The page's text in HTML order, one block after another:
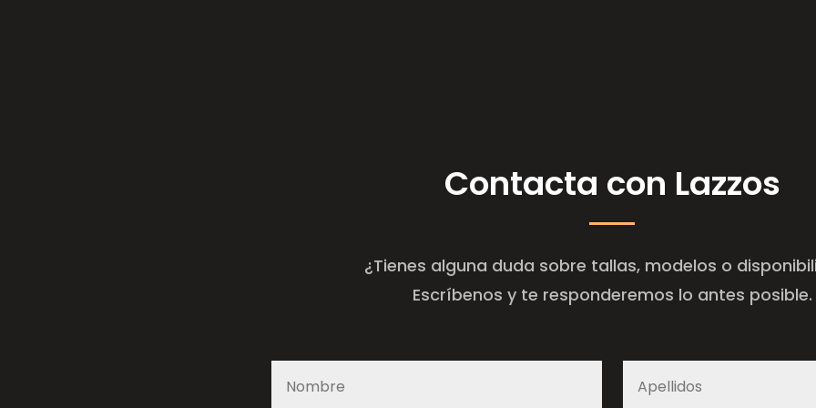
Contacta con Lazzos
¿Tienes alguna duda sobre tallas, modelos o
Escríbenos y te responderemos lo antes posible.